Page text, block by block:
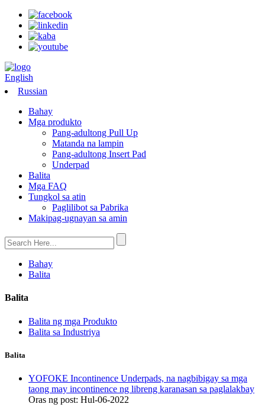
English
Russian
Bahay
Mga produkto
Pang-adultong Pull Up
Matanda na lampin
Pang-adultong Insert Pad
Underpad
Balita
Mga FAQ
Tungkol sa atin
Paglilibot sa Pabrika
Makipag-ugnayan sa amin
Bahay
Balita
Balita
Balita ng mga Produkto
Balita sa Industriya
Balita
YOFOKE Incontinence Underpads, na nagbibigay sa mga
taong may incontinence ng libreng karanasan sa paglalakbay
Oras ng post: Hul-06-2022